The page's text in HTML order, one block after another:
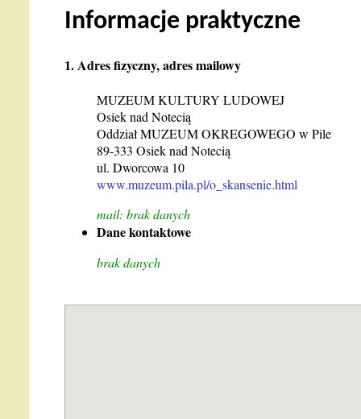
Informacje praktyczne
1. Adres fizyczny, adres mailowy
MUZEUM KULTURY LUDOWEJ
Osiek nad Notecią
Oddział MUZEUM OKREGOWEGO w Pile
89-333 Osiek nad Notecią
ul. Dworcowa 10
www.muzeum.pila.pl/o_skansenie.html
mail: brak danych
Dane kontaktowe
brak danych